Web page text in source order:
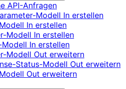
API-Anfragen
Modell In erstellen
In erstellen
Modell In erstellen
Modell In erstellen
Modell Out erweitern
Status-Modell Out erweitern
Out erweitern